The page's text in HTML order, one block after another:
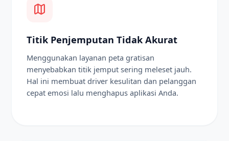
Titik Penjemputan Tidak Akurat
Menggunakan layanan peta gratisan
menyebabkan titik jemput sering meleset jauh.
Hal ini membuat driver kesulitan dan pelanggan
cepat emosi lalu menghapus aplikasi Anda.